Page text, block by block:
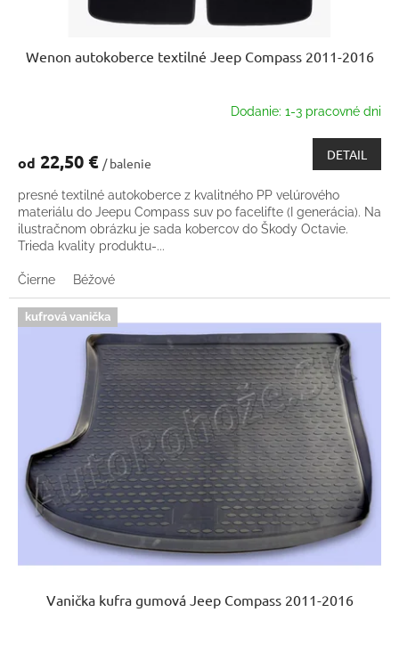
Wenon autokoberce textilné Jeep Compass 2011-2016
Dodanie: 1-3 pracovné dni
od 22,50 € / balenie
DETAIL
presné textilné autokoberce z kvalitného PP velúrového
materiálu do Jeepu Compass suv po facelifte (I generácia). Na
ilustračnom obrázku je sada kobercov do Škody Octavie.
Trieda kvality produktu-...
Čierne Béžové
kufrová vanička
Vanička kufra gumová Jeep Compass 2011-2016